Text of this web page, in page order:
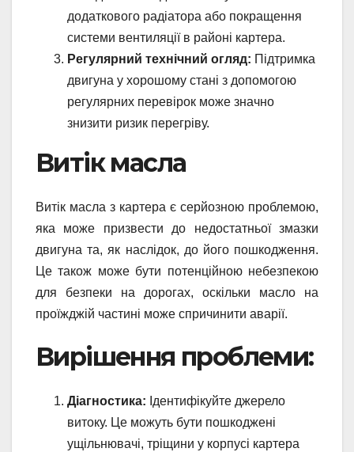
додаткового радіатора або покращення
системи вентиляції в районі картера.
Регулярний технічний огляд: Підтримка
двигуна у хорошому стані з допомогою
регулярних перевірок може значно
знизити ризик перегріву.
Витік масла
Витік масла з картера є серйозною проблемою,
яка може призвести до недостатньої змазки
двигуна та, як наслідок, до його пошкодження.
Це також може бути потенційною небезпекою
для безпеки на дорогах, оскільки масло на
проїжджій частині може спричинити аварії.
Вирішення проблеми:
Діагностика: Ідентифікуйте джерело
витоку. Це можуть бути пошкоджені
ущільнювачі, тріщини у корпусі картера